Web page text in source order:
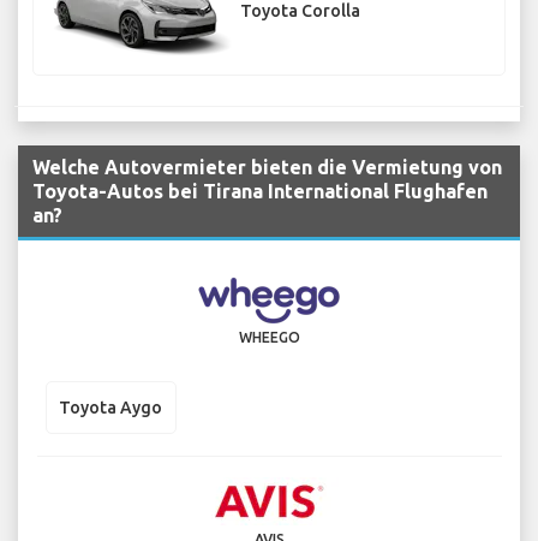
Toyota Corolla
Welche Autovermieter bieten die Vermietung von
Toyota-Autos bei Tirana International Flughafen
an?
WHEEGO
Toyota Aygo